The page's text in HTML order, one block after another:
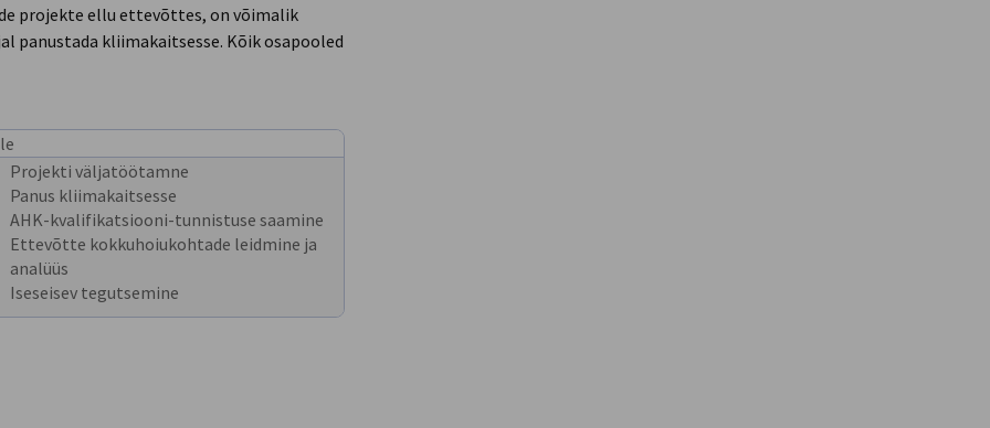
projekte ellu ettevõttes, on võimalik
panustada kliimakaitsesse. Kõik osapooled
Projekti väljatöötamne
Panus kliimakaitsesse
AHK-kvalifikatsiooni-tunnistuse saamine
Ettevõtte kokkuhoiukohtade leidmine ja
analüüs
Iseseisev tegutsemine